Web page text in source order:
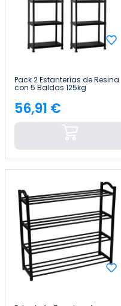
Pack 2 Estanterías de Resina
con 5 Baldas 125kg
61x31x171cm Thinia Home
Precio
56,91 €